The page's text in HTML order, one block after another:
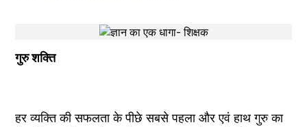
गुरु शक्ति
हर व्यक्ति की सफलता के पीछे सबसे पहला और एवं हाथ गुरु का